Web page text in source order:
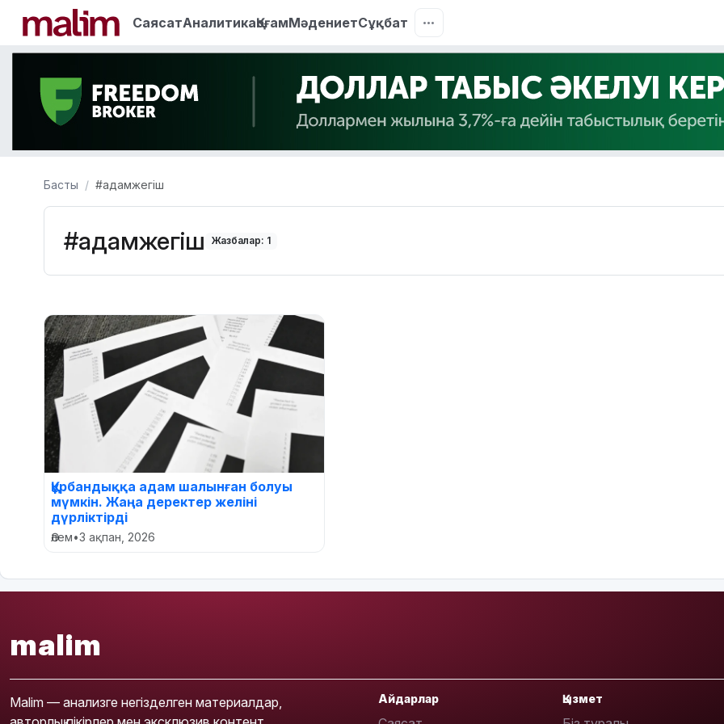
СаясатАналитикаҚоғамМәдениетСұқбат
Басты #адамжегіш
#адамжегіш Жазбалар: 1
Құрбандыққа адам шалынған болуы
мүмкін. Жаңа деректер желіні
дүрліктірді
Әлем•3 ақпан, 2026
malim
Malim — анализге негізделген материалдар,
Айдарлар Қызмет